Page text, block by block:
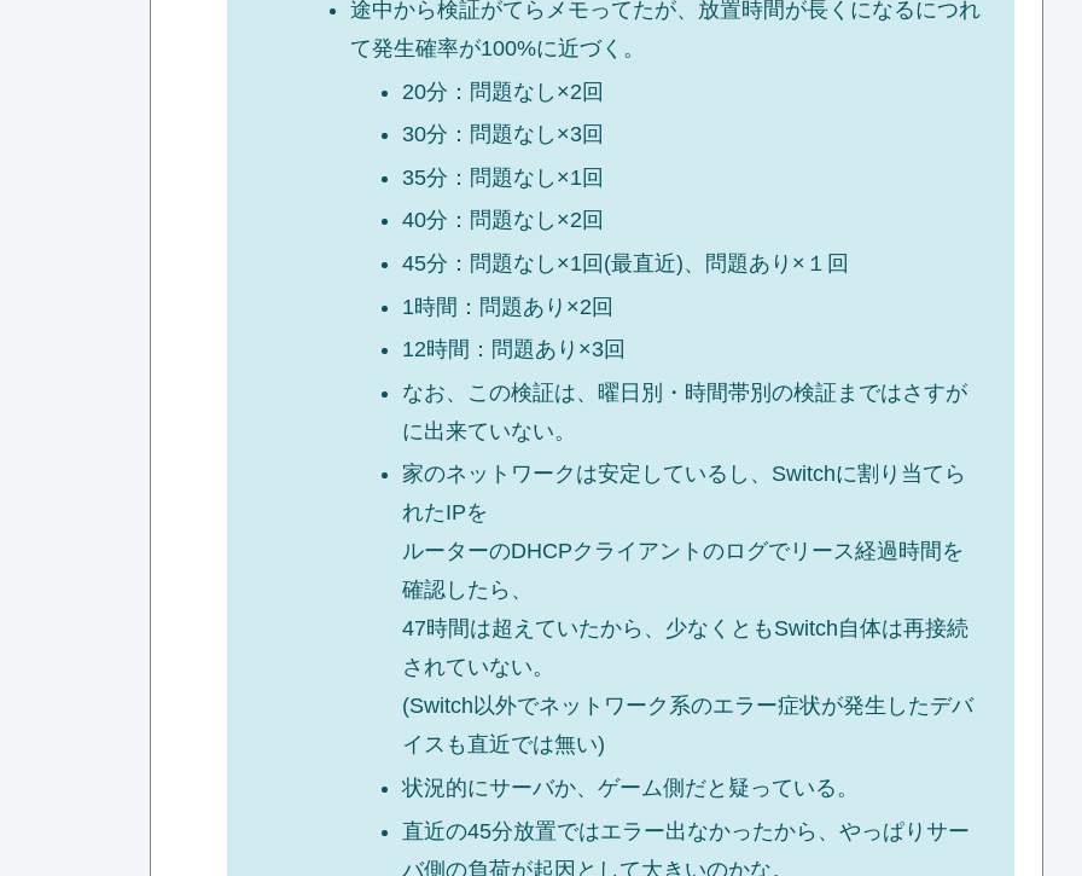
途中から検証がてらメモってたが、放置時間が長くになるにつれ
て発生確率が100%に近づく。
20分：問題なし×2回
30分：問題なし×3回
35分：問題なし×1回
40分：問題なし×2回
45分：問題なし×1回(最直近)、問題あり×１回
1時間：問題あり×2回
12時間：問題あり×3回
なお、この検証は、曜日別・時間帯別の検証まではさすが
に出来ていない。
家のネットワークは安定しているし、Switchに割り当てら
れたIPを
ルーターのDHCPクライアントのログでリース経過時間を
確認したら、
47時間は超えていたから、少なくともSwitch自体は再接続
されていない。
(Switch以外でネットワーク系のエラー症状が発生したデバ
イスも直近では無い)
状況的にサーバか、ゲーム側だと疑っている。
直近の45分放置ではエラー出なかったから、やっぱりサー
バ側の負荷が起因として大きいのかな。